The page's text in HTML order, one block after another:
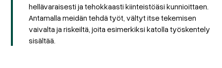
hellävaraisesti ja tehokkaasti kiinteistöäsi kunnioittaen.
Antamalla meidän tehdä työt, vältyt itse tekemisen
vaivalta ja riskeiltä, joita esimerkiksi katolla työskentely
sisältää.